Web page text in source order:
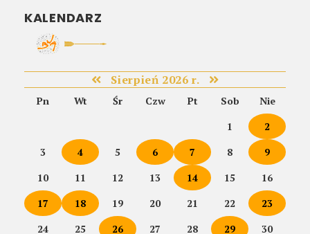
KALENDARZ
Sierpień 2026 r.
Pn Wt Śr Czw Pt Sob
Nie
1
2
3
4 5 6 7 8
9
10
11 12 13 14 15
16
17
18 19 20 21 22
23
24
25 26 27 28 29 30